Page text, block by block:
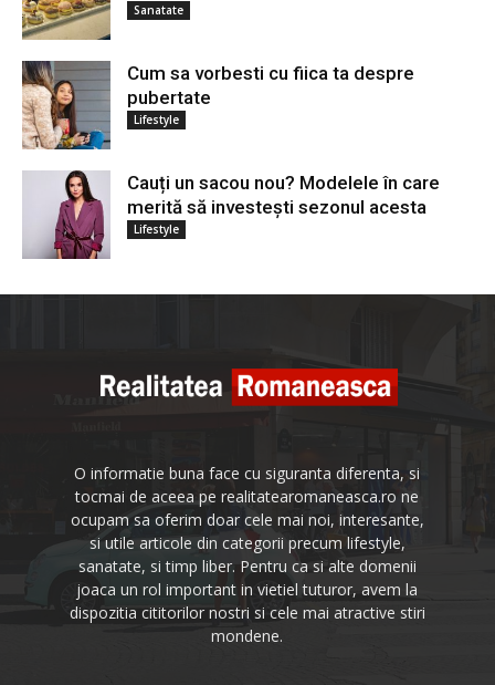
Sanatate
Cum sa vorbesti cu fiica ta despre
pubertate
Lifestyle
Cauți un sacou nou? Modelele în care
merită să investești sezonul acesta
Lifestyle
O informatie buna face cu siguranta diferenta, si
tocmai de aceea pe realitatearomaneasca.ro ne
ocupam sa oferim doar cele mai noi, interesante,
si utile articole din categorii precum lifestyle,
sanatate, si timp liber. Pentru ca si alte domenii
joaca un rol important in vietiel tuturor, avem la
dispozitia cititorilor nostri si cele mai atractive stiri
mondene.